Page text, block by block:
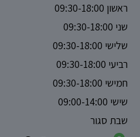
ראשון 09:30-18:00
שני 09:30-18:00
שלישי 09:30-18:00
רביעי 09:30-18:00
חמישי 09:30-18:00
שישי 09:00-14:00
שבת סגור